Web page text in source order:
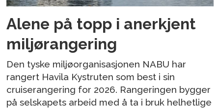
Alene på topp i anerkjent
miljørangering
Den tyske miljøorganisasjonen NABU har
rangert Havila Kystruten som best i sin
cruiserangering for 2026. Rangeringen bygger
på selskapets arbeid med å ta i bruk helhetlige